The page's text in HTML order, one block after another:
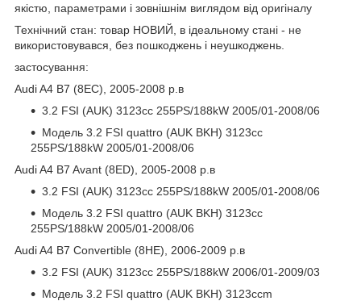
якістю, параметрами і зовнішнім виглядом від оригіналу
Технічний стан: товар НОВИЙ, в ідеальному стані - не
використовувався, без пошкоджень і неушкоджень.
застосування:
Audi A4 B7 (8EC), 2005-2008 р.в
3.2 FSI (AUK) 3123cc 255PS/188kW 2005/01-2008/06
Модель 3.2 FSI quattro (AUK BKH) 3123cc
255PS/188kW 2005/01-2008/06
Audi A4 B7 Avant (8ED), 2005-2008 р.в
3.2 FSI (AUK) 3123cc 255PS/188kW 2005/01-2008/06
Модель 3.2 FSI quattro (AUK BKH) 3123cc
255PS/188kW 2005/01-2008/06
Audi A4 B7 Convertible (8HE), 2006-2009 р.в
3.2 FSI (AUK) 3123cc 255PS/188kW 2006/01-2009/03
Модель 3.2 FSI quattro (AUK BKH) 3123ccm